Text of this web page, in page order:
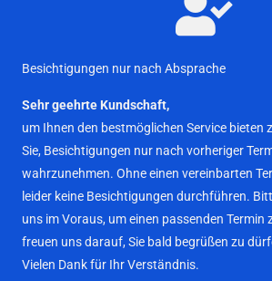
Besichtigungen nur nach Absprache
Sehr geehrte Kundschaft,
um Ihnen den bestmöglichen Service bieten
Sie, Besichtigungen nur nach vorheriger
wahrzunehmen. Ohne einen vereinbarten
leider keine Besichtigungen durchführen.
uns im Voraus, um einen passenden Termin
freuen uns darauf, Sie bald begrüßen zu
Vielen Dank für Ihr Verständnis.